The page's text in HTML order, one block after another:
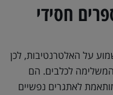
חסידי
על האלטרנטיבות, לכן
לכלבים. הם
לאתגרים נפשיים